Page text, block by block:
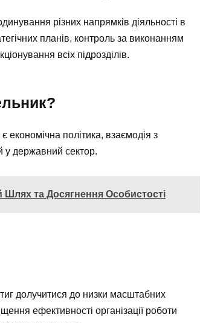
різних напрямків діяльності в
планів, контроль за виконанням
всіх підрозділів.
економічна політика, взаємодія з
у державний сектор.
та Досягнення Особистості
долучитися до низки масштабних
ефективності організації роботи